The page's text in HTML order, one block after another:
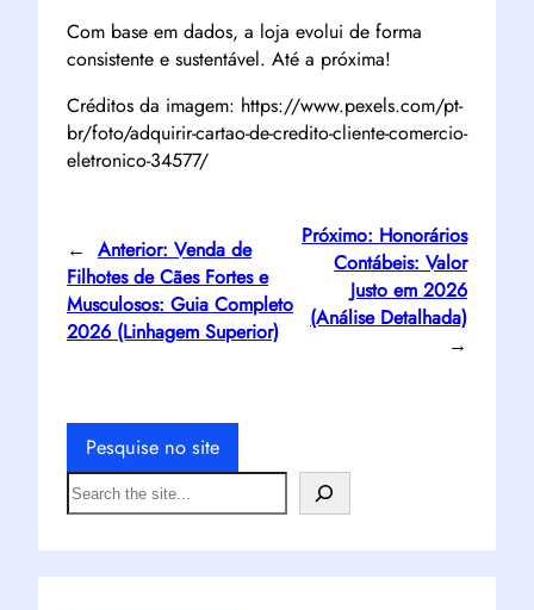
Com base em dados, a loja evolui de forma
consistente e sustentável. Até a próxima!
Créditos da imagem: https://www.pexels.com/pt-
br/foto/adquirir-cartao-de-credito-cliente-comercio-
eletronico-34577/
← Anterior: Venda de
Filhotes de Cães Fortes e
Musculosos: Guia Completo
2026 (Linhagem Superior)
Próximo: Honorários
Contábeis: Valor
Justo em 2026
(Análise Detalhada)
→
Pesquise no site
S
e